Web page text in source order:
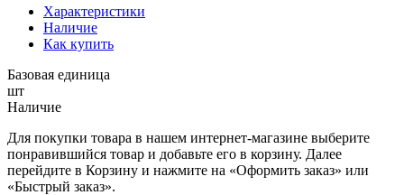
Характеристики
Наличие
Как купить
Базовая единица
шт
Наличие
Для покупки товара в нашем интернет-магазине выберите
понравившийся товар и добавьте его в корзину. Далее
перейдите в Корзину и нажмите на «Оформить заказ» или
«Быстрый заказ».